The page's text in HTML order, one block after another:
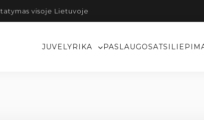
visoje Lietuvoje
JUVELYRIKA PASLAUGOS